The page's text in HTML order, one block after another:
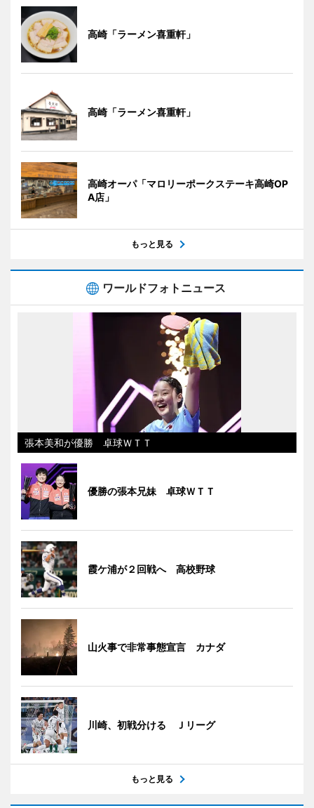
高崎「ラーメン喜重軒」
高崎「ラーメン喜重軒」
高崎オーパ「マロリーポークステーキ高崎OP
A店」
もっと見る
ワールドフォトニュース
張本美和が優勝 卓球ＷＴＴ
優勝の張本兄妹 卓球ＷＴＴ
霞ケ浦が２回戦へ 高校野球
山火事で非常事態宣言 カナダ
川崎、初戦分ける Ｊリーグ
もっと見る